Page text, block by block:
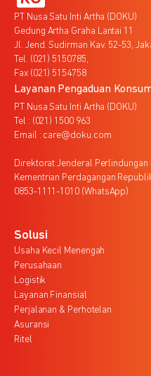
PT Nusa Satu Inti Artha (DOKU)
Gedung Artha Graha Lantai 11
Jl. Jend. Sudirman Kav. 52-53,
Tel. (021) 5150785,
Fax (021) 5154758
Layanan Pengaduan
PT Nusa Satu Inti Artha (DOKU)
Tel : (021) 1500 963
Email : care@doku.com
Direktorat Jenderal Perlindungan
Kementrian Perdagangan
0853-1111-1010 (WhatsApp)
Solusi
Usaha Kecil Menengah
Perusahaan
Logistik
Layanan Finansial
Perjalanan & Perhotelan
Asuransi
Ritel